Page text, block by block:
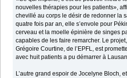
nouvelles thérapies pour les patients»,
chevillé au corps le désir de redonner la
quatre fois par an, elle s’envole pour
cerveau et la moelle épinière de singes
capables de les faire remarcher. Le
Grégoire Courtine, de l’EPFL, est
avec huit patients a pu démarrer à
L’autre grand espoir de Jocelyne Bloch,